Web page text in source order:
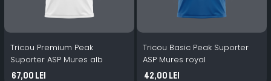
Tricou Premium Peak
Suporter ASP Mures alb
67,00 Lei
Tricou Basic Peak Suporter
ASP Mures royal
42,00 Lei